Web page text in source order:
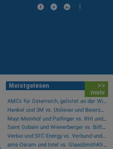
|
Meistgelesen
>>
mehr
AMCs für Österreich, gelistet an der Wiener Börse
Henkel und 3M vs. Unilever und Beiersdorf – kommentierter KW 32 Peer Group Watch Konsumgüter
Mayr-Melnhof und Palfinger vs. RHI und Andritz – kommentierter KW 32 Peer Group Watch Zykliker Österreich
Saint Gobain und Wienerberger vs. Bilfinger und HeidelbergCement – kommentierter KW 32 Peer Group Watch Bau & Baustoffe
Verbio und SFC Energy vs. Verbund und Ballard Power Systems – kommentierter KW 32 Peer Group Watch Energie
ams-Osram und Intel vs. GlaxoSmithKline und Ford Motor Co. – kommentierter KW 32 Peer Group Watch Global Innovation 1000